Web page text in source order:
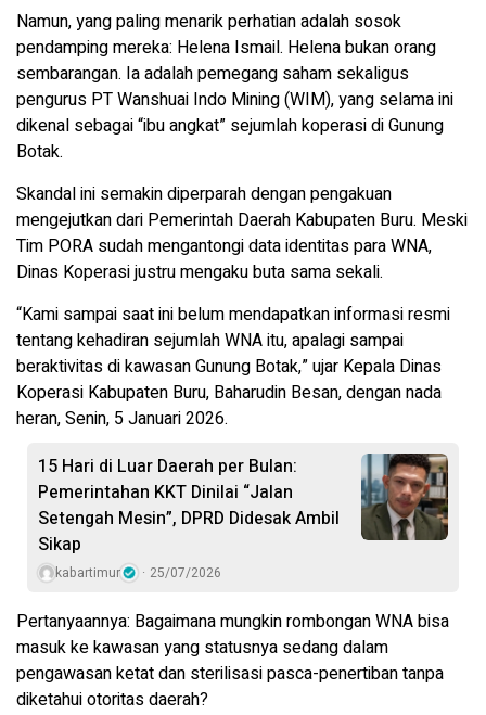
Namun, yang paling menarik perhatian adalah sosok
pendamping mereka: Helena Ismail. Helena bukan orang
sembarangan. Ia adalah pemegang saham sekaligus
pengurus PT Wanshuai Indo Mining (WIM), yang selama ini
dikenal sebagai “ibu angkat” sejumlah koperasi di Gunung
Botak.
Skandal ini semakin diperparah dengan pengakuan
mengejutkan dari Pemerintah Daerah Kabupaten Buru. Meski
Tim PORA sudah mengantongi data identitas para WNA,
Dinas Koperasi justru mengaku buta sama sekali.
“Kami sampai saat ini belum mendapatkan informasi resmi
tentang kehadiran sejumlah WNA itu, apalagi sampai
beraktivitas di kawasan Gunung Botak,” ujar Kepala Dinas
Koperasi Kabupaten Buru, Baharudin Besan, dengan nada
heran, Senin, 5 Januari 2026.
15 Hari di Luar Daerah per Bulan:
Pemerintahan KKT Dinilai “Jalan
Setengah Mesin”, DPRD Didesak Ambil
Sikap
kabartimur 25/07/2026
Pertanyaannya: Bagaimana mungkin rombongan WNA bisa
masuk ke kawasan yang statusnya sedang dalam
pengawasan ketat dan sterilisasi pasca-penertiban tanpa
diketahui otoritas daerah?